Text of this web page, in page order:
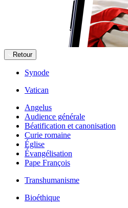
Retour
Synode
Vatican
Angelus
Audience générale
Béatification et canonisation
Curie romaine
Église
Évangélisation
Pape François
Transhumanisme
Bioéthique